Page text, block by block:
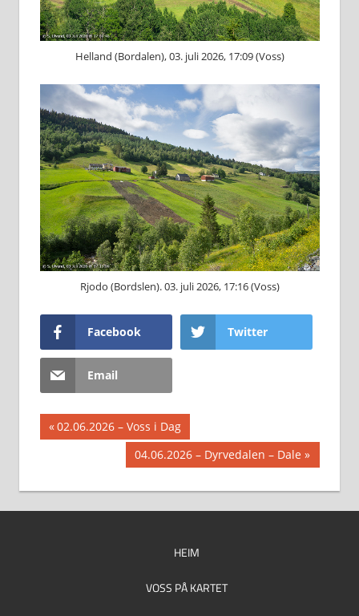
Helland (Bordalen), 03. juli 2026, 17:09 (Voss)
Rjodo (Bordslen). 03. juli 2026, 17:16 (Voss)
Facebook Twitter
Email
Innleggsnavigasjon
Previous
Post:
02.06.2026 – Voss i Dag
Next
Post:
04.06.2026 – Dyrvedalen – Dale
HEIM
VOSS PÅ KARTET